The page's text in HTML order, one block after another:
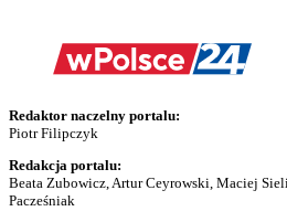
Redaktor naczelny portalu:
Piotr Filipczyk
Redakcja portalu:
Beata Zubowicz, Artur Ceyrowski, Maciej
Pacześniak